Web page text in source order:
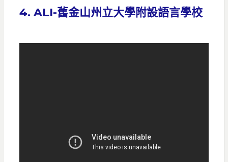
4. ALI-舊金山州立大學附設語言學校